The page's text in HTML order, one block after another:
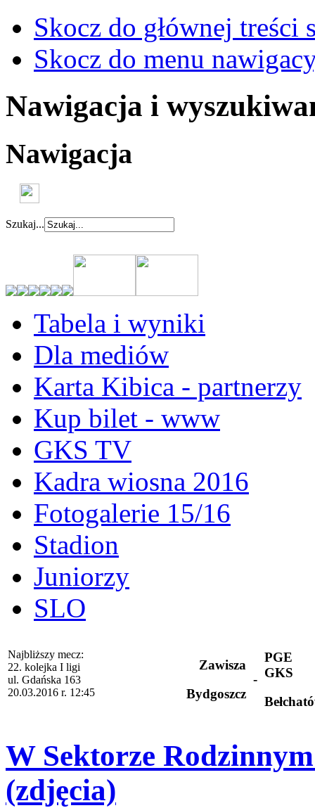
Skocz do głównej treści
Skocz do menu
Nawigacja i
Nawigacja
Szukaj...
Tabela i wyniki
Dla mediów
Karta Kibica - partnerzy
Kup bilet - www
GKS TV
Kadra wiosna 2016
Fotogalerie 15/16
Stadion
Juniorzy
SLO
Najbliższy mecz:
22. kolejka I ligi
ul. Gdańska 163
20.03.2016 r. 12:45
Zawisza
Bydgoszcz
-
PGE
GKS
W Sektorze
(zdjęcia)